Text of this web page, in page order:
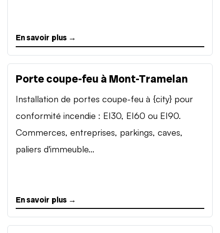
En savoir plus →
Porte coupe-feu à Mont-Tramelan
Installation de portes coupe-feu à {city} pour
conformité incendie : EI30, EI60 ou EI90.
Commerces, entreprises, parkings, caves,
paliers d'immeuble...
En savoir plus →